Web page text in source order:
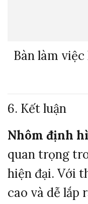
Bàn làm
6. Kết luận
Nhôm định
quan trọng
hiện đại. Với
cao và dễ lắp